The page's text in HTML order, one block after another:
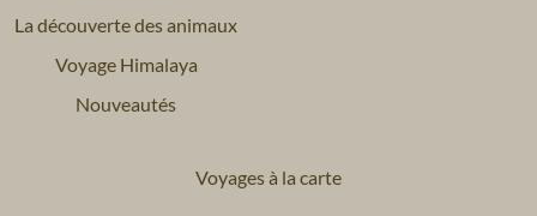
La découverte des animaux
Voyage Himalaya
Nouveautés
Voyages à la carte